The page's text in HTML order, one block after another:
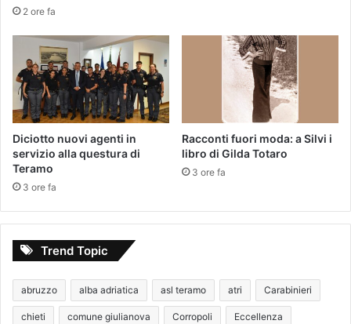
2 ore fa
Diciotto nuovi agenti in
servizio alla questura di
Teramo
3 ore fa
Racconti fuori moda: a Silvi i
libro di Gilda Totaro
3 ore fa
Trend Topic
abruzzo alba adriatica asl teramo atri Carabinieri
chieti comune giulianova Corropoli Eccellenza